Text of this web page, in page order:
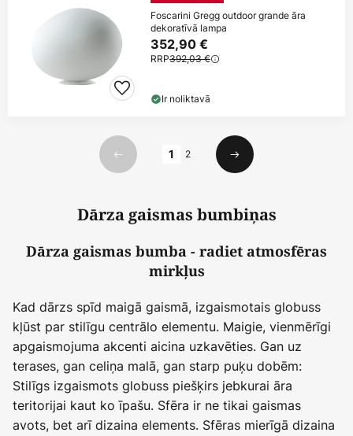
Foscarini Gregg outdoor grande āra
dekoratīvā lampa
352,90 €
RRP392,03 €
Ir noliktavā
Iepriekšējais
1 2
Nākamais
Dārza gaismas bumbiņas
Dārza gaismas bumba - radiet atmosfēras
mirkļus
Kad dārzs spīd maigā gaismā, izgaismotais globuss
kļūst par stilīgu centrālo elementu. Maigie, vienmērīgi
apgaismojuma akcenti aicina uzkavēties. Gan uz
terases, gan celiņa malā, gan starp puķu dobēm:
Stilīgs izgaismots globuss piešķirs jebkurai āra
teritorijai kaut ko īpašu. Sfēra ir ne tikai gaismas
avots, bet arī dizaina elements. Sfēras mierīgā dizaina